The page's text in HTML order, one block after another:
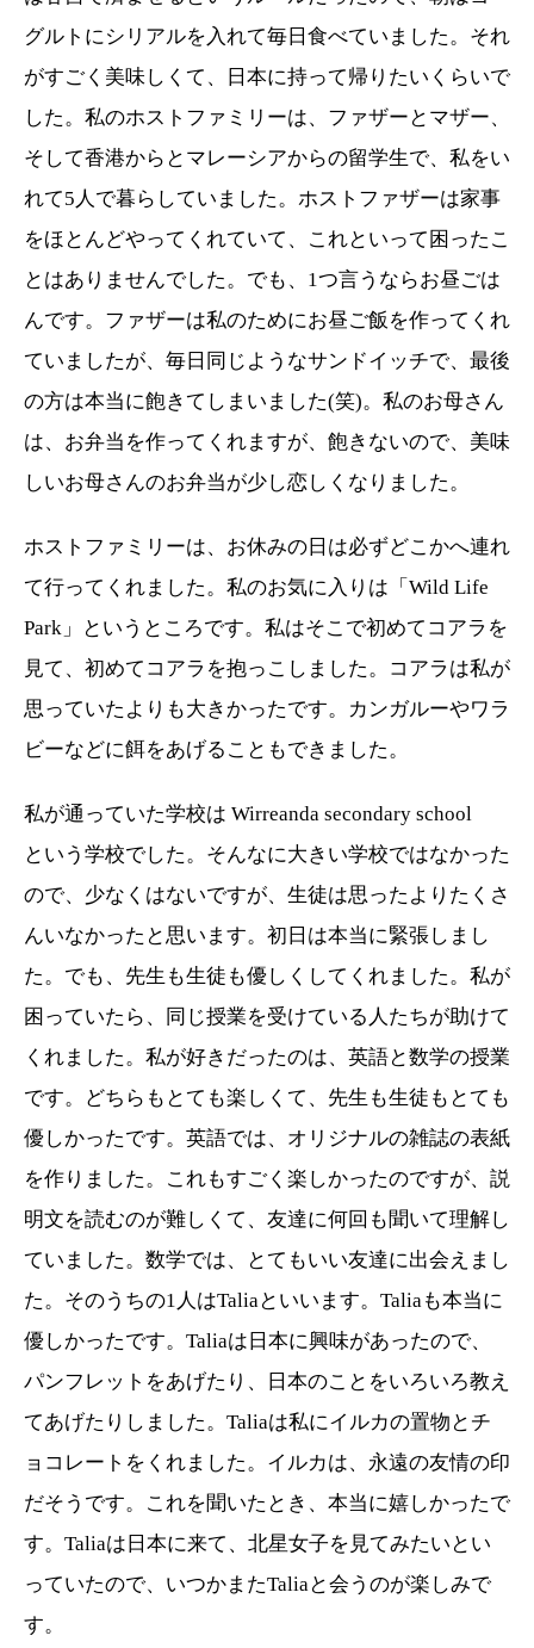
グルトにシリアルを入れて毎日食べていました。それ
がすごく美味しくて、日本に持って帰りたいくらいで
した。私のホストファミリーは、ファザーとマザー、
そして香港からとマレーシアからの留学生で、私をい
れて5 人で暮らしていました。ホストファザーは家事
をほとんどやってくれていて、これといって困ったこ
とはありませんでした。でも、 1つ言うならお昼ごは
んです。ファザーは私のためにお昼ご飯を作ってくれ
ていましたが、毎日同じようなサンドイッチで、最後
の方は本当に飽きてしまいました(笑)。私のお母さん
は、お弁当を作ってくれますが、飽きないので、美味
しいお母さんのお弁当が少し恋しくなりました。
ホストファミリーは、お休みの日は必ずどこかへ連れ
て行ってくれました。私のお気に入りは「 Wild Life
Park 」というところです。私はそこで初めてコアラを
見て、初めてコアラを抱っこしました。コアラは私が
思っていたよりも大きかったです。カンガルーやワラ
ビーなどに餌をあげることもできました。
私が通っていた学校は Wirreanda secondary school
という学校でした。そんなに大きい学校ではなかった
ので、少なくはないですが、生徒は思ったよりたくさ
んいなかったと思います。初日は本当に緊張しまし
た。でも、先生も生徒も優しくしてくれました。私が
困っていたら、同じ授業を受けている人たちが助けて
くれました。私が好きだったのは、英語と数学の授業
です。どちらもとても楽しくて、先生も生徒もとても
優しかったです。英語では、オリジナルの雑誌の表紙
を作りました。これもすごく楽しかったのですが、説
明文を読むのが難しくて、友達に何回も聞いて理解し
ていました。数学では、とてもいい友達に出会えまし
た。そのうちの1 人はTaliaといいます。 Taliaも本当に
優しかったです。 Taliaは日本に興味があったので、
パンフレットをあげたり、日本のことをいろいろ教え
てあげたりしました。 Taliaは私にイルカの置物とチ
ョコレートをくれました。イルカは、永遠の友情の印
だそうです。これを聞いたとき、本当に嬉しかったで
す。 Taliaは日本に来て、北星女子を見てみたいとい
っていたので、いつかまたTaliaと会うのが楽しみで
す。